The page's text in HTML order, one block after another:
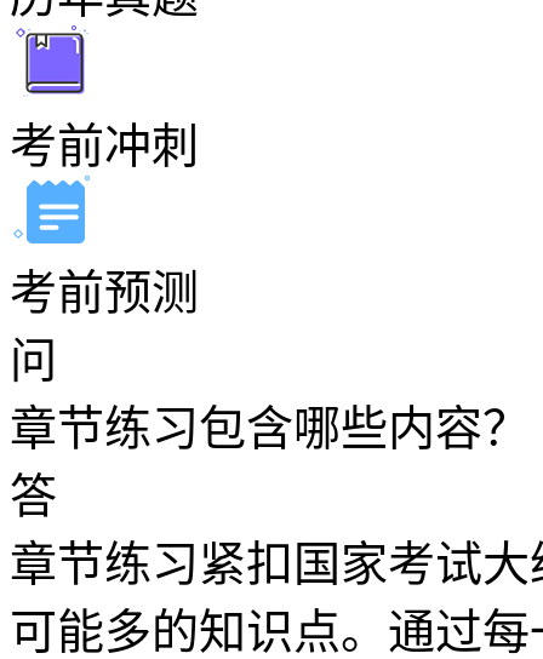
考前冲刺
考前预测
问
章节练习包含哪些内容？
答
章节练习紧扣国家考试
可能多的知识点。通过